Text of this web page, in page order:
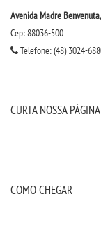
MATRÍCULA
EDITAL
Avenida Madre
Cep: 88036-500
Telefone: (48) 3024-
CURTA NOSSA PÁGINA
COMO CHEGAR